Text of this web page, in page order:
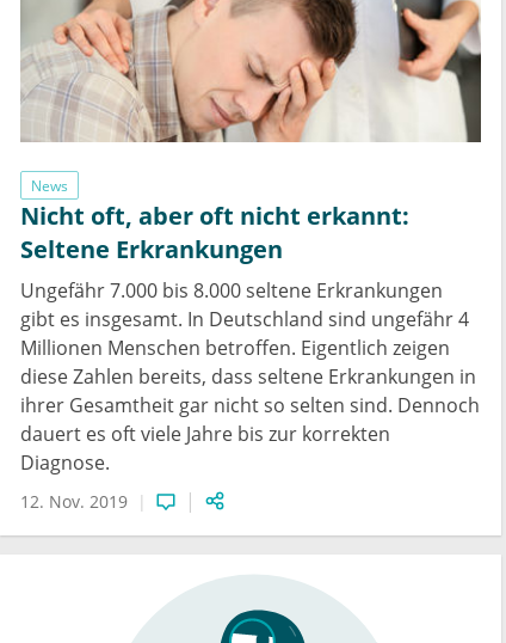
News
Nicht oft, aber oft nicht erkannt:
Seltene Erkrankungen
Ungefähr 7.000 bis 8.000 seltene Erkrankungen
gibt es insgesamt. In Deutschland sind ungefähr 4
Millionen Menschen betroffen. Eigentlich zeigen
diese Zahlen bereits, dass seltene Erkrankungen in
ihrer Gesamtheit gar nicht so selten sind. Dennoch
dauert es oft viele Jahre bis zur korrekten
Diagnose.
12. Nov. 2019